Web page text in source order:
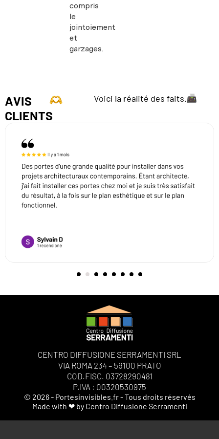
compris
le
jointoiement
et
garzages.
AVIS
CLIENTS
Voici la réalité des faits.
CENTRO DIFFUSIONE SERRAMENTI SRL
VIA ROMA 234 – 59100 PRATO
COD.FISC. 03728290481
P.IVA : 00320530975
© 2026 - Portesinvisibles.fr - Tous droits réservés
Made with ❤ by Centro Diffusione Serramenti